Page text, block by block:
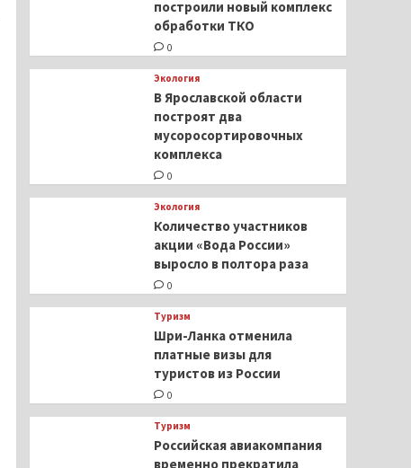
построили новый комплекс
обработки ТКО
0
Экология
В Ярославской области
построят два
мусоросортировочных
комплекса
0
Экология
Количество участников
акции «Вода России»
выросло в полтора раза
0
Туризм
Шри-Ланка отменила
платные визы для
туристов из России
0
Туризм
Российская авиакомпания
временно прекратила